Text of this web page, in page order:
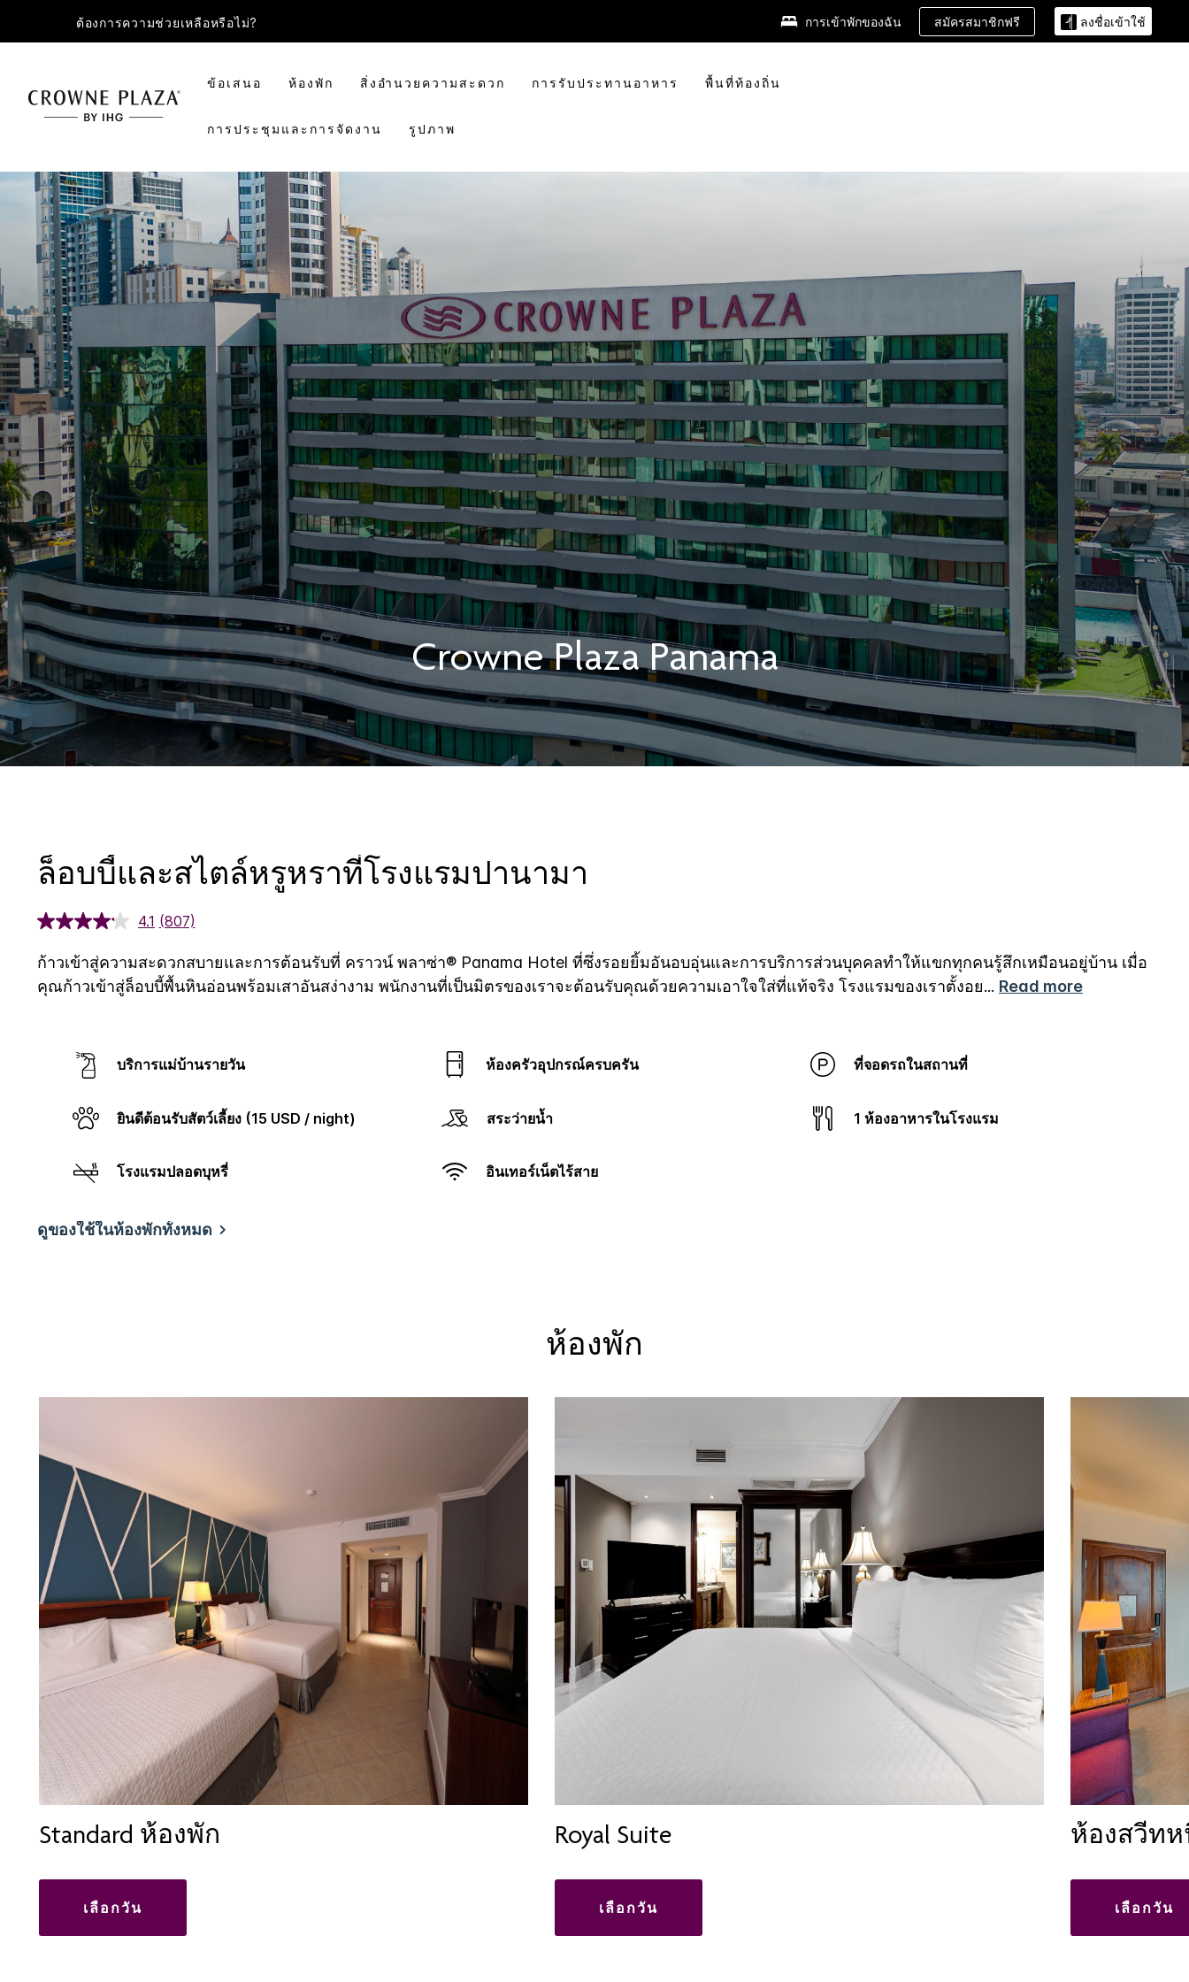
ต้องการความช่วยเหลือหรือไม่? การเข้าพักของฉัน สมัครสมาชิกฟรี ลงชื่อเข้าใช้
ข้อเสนอ ห้องพัก สิ่งอำนวยความสะดวก การรับประทานอาหาร พื้นที่ท้องถิ่น
การประชุมและการจัดงาน รูปภาพ
Crowne Plaza Panama
ล็อบบี้และสไตล์หรูหราที่โรงแรมปานามา
4.1 (807)
ก้าวเข้าสู่ความสะดวกสบายและการต้อนรับที่ คราวน์ พลาซ่า® Panama Hotel ที่ซึ่งรอยยิ้มอันอบอุ่นและการบริการส่วนบุคคลทำให้แขกทุกคนรู้สึกเหมือนอยู่บ้าน เมื่อ
คุณก้าวเข้าสู่ล็อบบี้พื้นหินอ่อนพร้อมเสาอันสง่างาม พนักงานที่เป็นมิตรของเราจะต้อนรับคุณด้วยความเอาใจใส่ที่แท้จริง โรงแรมของเราตั้งอย... Read more
บริการแม่บ้านรายวัน ห้องครัวอุปกรณ์ครบครัน ที่จอดรถในสถานที่
ยินดีต้อนรับสัตว์เลี้ยง (15 USD / night) สระว่ายน้ำ 1 ห้องอาหารในโรงแรม
โรงแรมปลอดบุหรี่ อินเทอร์เน็ตไร้สาย
ดูของใช้ในห้องพักทั้งหมด
ห้องพัก
Standard ห้องพัก
เลือกวัน
Royal Suite
เลือกวัน
ห้องสวีท
เลือกวัน